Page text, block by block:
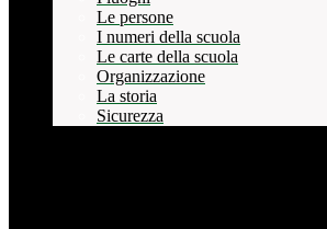
Le persone
I numeri della scuola
Le carte della scuola
Organizzazione
La storia
Sicurezza